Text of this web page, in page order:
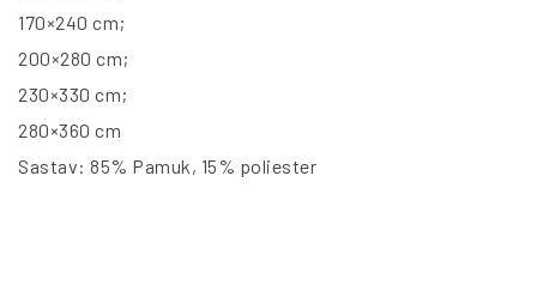
170×240 cm;
200×280 cm;
230×330 cm;
280×360 cm
Sastav: 85% Pamuk, 15% poliester